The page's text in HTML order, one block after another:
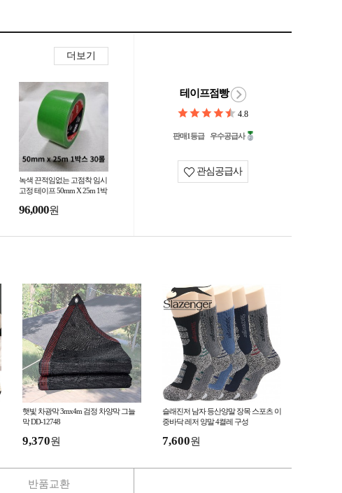
더보기
녹색 끈적임없는 고점착 임시
고정 테이프 50mm X 25m 1박
사 양생 건축용
96,000원
테이프점빵
4.8
판매1등급 우수공급사
관심공급사
햇빛 차광막 3mx4m 검정 차양막 그늘
막 DD-12748
9,370원
슬래진저 남자 등산양말 장목 스포츠 이
중바닥 레저 양말 4켤레 구성
7,600원
반품교환